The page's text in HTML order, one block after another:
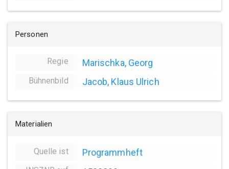
Personen
Regie Marischka, Georg
Bühnenbild Jacob, Klaus Ulrich
Materialien
Quelle ist Programmheft